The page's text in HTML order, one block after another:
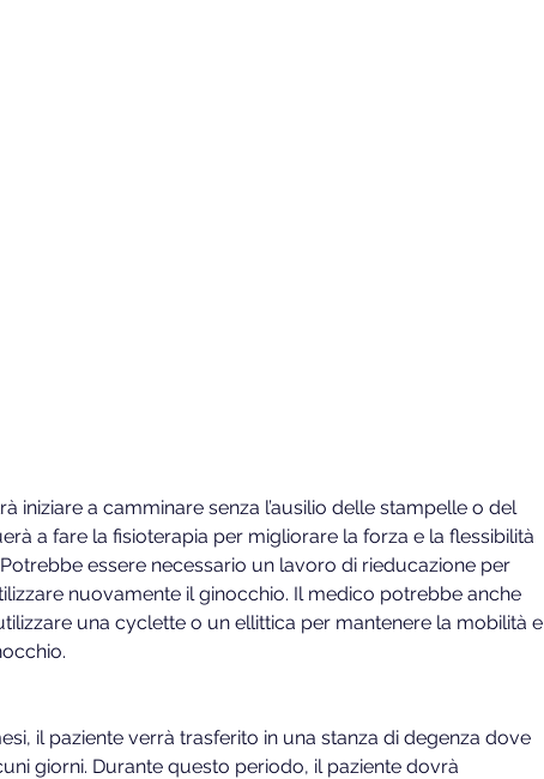
a fare la fisioterapia per migliorare la forza e la flessibilità
essere necessario un lavoro di rieducazione per
nuovamente il ginocchio. Il medico potrebbe anche
una cyclette o un ellittica per mantenere la mobilità e
il paziente verrà trasferito in una stanza di degenza dove
giorni. Durante questo periodo, il paziente dovrà